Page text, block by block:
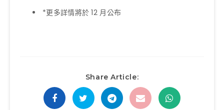
*更多詳情將於 12 月公布
Share Article: